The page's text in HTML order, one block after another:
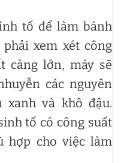
tố để làm bánh
xem xét công
càng lớn, máy sẽ
các nguyên
xanh và khô đậu.
tố có công suất
hợp cho việc làm